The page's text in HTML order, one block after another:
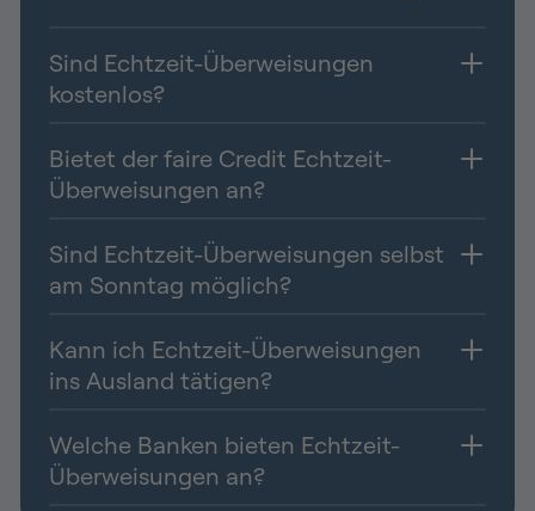
Sind Echtzeit-Überweisungen
kostenlos?
Bietet der faire Credit Echtzeit-
Überweisungen an?
Sind Echtzeit-Überweisungen selbst
am Sonntag möglich?
Kann ich Echtzeit-Überweisungen
ins Ausland tätigen?
Welche Banken bieten Echtzeit-
Überweisungen an?